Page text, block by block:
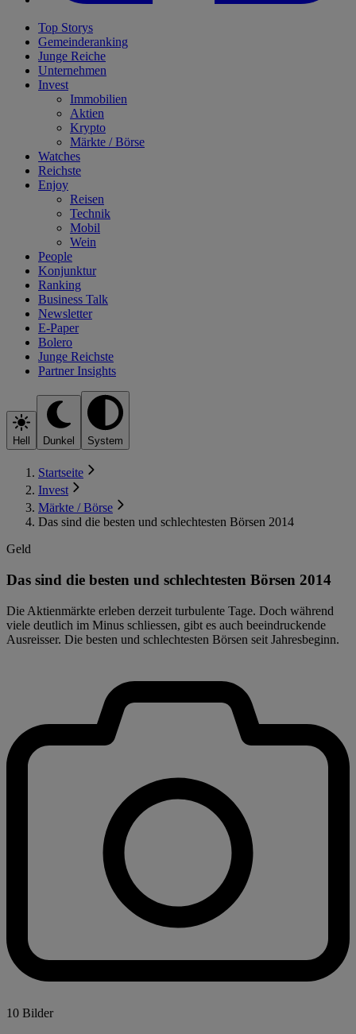
Top Storys
Gemeinderanking
Junge Reiche
Unternehmen
Invest
Immobilien
Aktien
Krypto
Märkte / Börse
Watches
Reichste
Enjoy
Reisen
Technik
Mobil
Wein
People
Konjunktur
Ranking
Business Talk
Newsletter
E-Paper
Bolero
Junge Reichste
Partner Insights
Hell Dunkel System
Startseite
Invest
Märkte / Börse
Das sind die besten und schlechtesten Börsen 2014
Geld
Das sind die besten und schlechtesten Börsen 2014
Die Aktienmärkte erleben derzeit turbulente Tage. Doch während
viele deutlich im Minus schliessen, gibt es auch beeindruckende
Ausreisser. Die besten und schlechtesten Börsen seit Jahresbeginn.
10 Bilder